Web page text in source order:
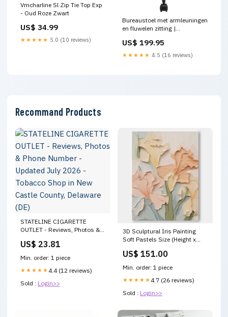
Vmcharline Sl Zip Tie Top Exp
- Oud Roze Zwart
US$ 34.99
★★★★★ 5.0 (10 reviews)
Bureaustoel met armleuningen
en fluwelen zitting |
90 cm Brown
US$ 199.95
★★★★★ 4.5 (16 reviews)
Recommand Products
STATELINE CIGARETTE
OUTLET - Reviews, Photos &
2026 - Tobacco Shop in New
US$ 23.81
Min. order: 1 piece
★★★★★ 4.4 (12 reviews)
Sold : Login>>
3D Sculptural Iris Painting
Soft Pastels Size (Height x
CM
US$ 151.00
Min. order: 1 piece
★★★★★ 4.7 (26 reviews)
Sold : Login>>